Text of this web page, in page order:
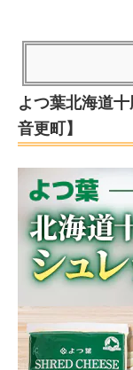
よつ葉北海道
音更町】